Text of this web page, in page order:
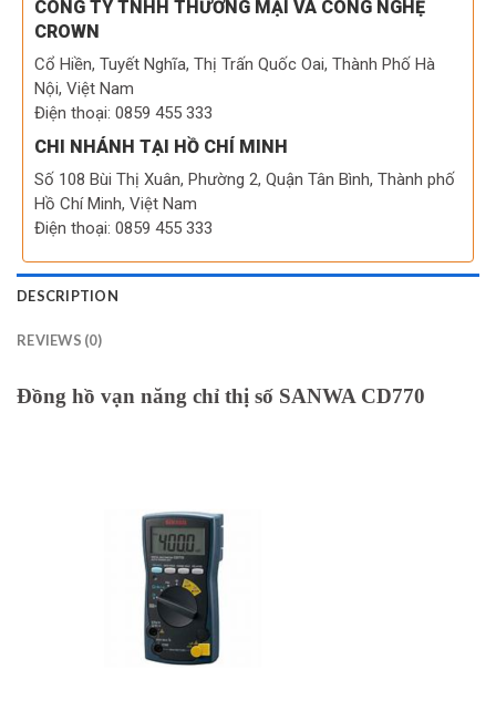
CÔNG TY TNHH THƯƠNG MẠI VÀ CÔNG NGHỆ
CROWN
Cổ Hiền, Tuyết Nghĩa, Thị Trấn Quốc Oai, Thành Phố Hà
Nội, Việt Nam
Điện thoại: 0859 455 333
CHI NHÁNH TẠI HỒ CHÍ MINH
Số 108 Bùi Thị Xuân, Phường 2, Quận Tân Bình, Thành phố
Hồ Chí Minh, Việt Nam
Điện thoại: 0859 455 333
DESCRIPTION
REVIEWS (0)
Đồng hồ vạn năng chỉ thị số SANWA CD770